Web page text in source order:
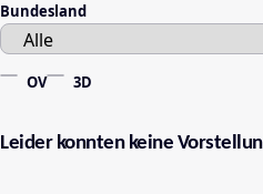
Bundesland
OV 3D
Leider konnten keine